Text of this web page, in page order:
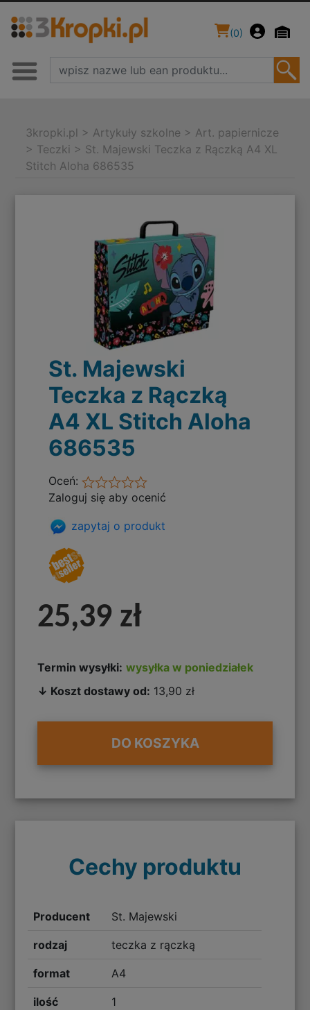
(0)
3kropki.pl > Artykuły szkolne > Art. papiernicze
> Teczki > St. Majewski Teczka z Rączką A4 XL
Stitch Aloha 686535
St. Majewski
Teczka z Rączką
A4 XL Stitch Aloha
686535
Oceń:
Zaloguj się aby ocenić
zapytaj o produkt
25,39 zł
Termin wysyłki: wysyłka w poniedziałek
↓ Koszt dostawy od: 13,90 zł
DO KOSZYKA
Cechy produktu
Producent St. Majewski
rodzaj teczka z rączką
format A4
ilość 1